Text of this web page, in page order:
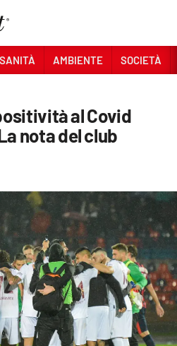
SANITÀ AMBIENTE SOCIETÀ
al Covid
nota del club